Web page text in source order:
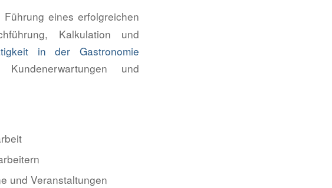
eines erfolgreichen
Kalkulation und
in der Gastronomie
und
und Veranstaltungen